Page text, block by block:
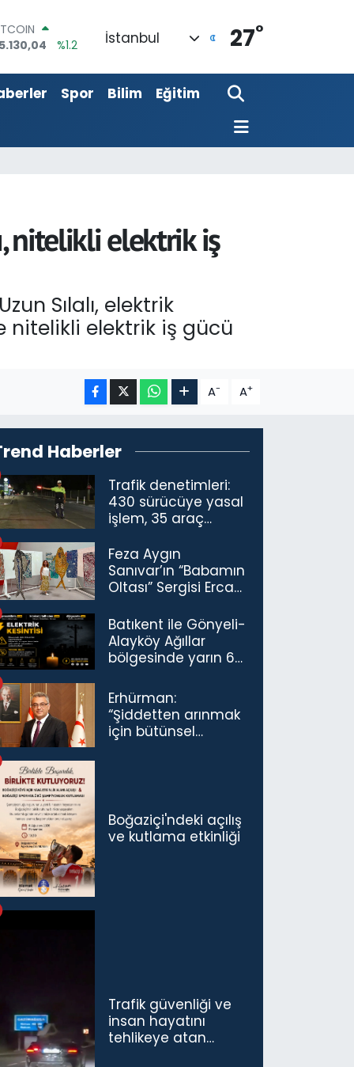
%0.17
%0.27
İstanbul 27°
Spor Bilim Eğitim
nitelikli elektrik iş
Sılalı, elektrik
nitelikli elektrik iş gücü
A- A+
Haberler
Trafik denetimleri:
430 sürücüye yasal
işlem, 35 araç
Feza Aygın
Sanıvar’ın “Babamın
Oltası” Sergisi Ercan
Açıldı
Batıkent ile Gönyeli-
Alayköy Ağıllar
bölgesinde yarın 6
kesintisi…
Erhürman:
“Şiddetten arınmak
için bütünsel
Boğaziçi'ndeki açılış
ve kutlama etkinliği
Trafik güvenliği ve
insan hayatını
tehlikeye atan